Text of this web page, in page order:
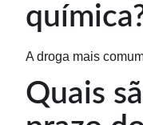
A droga mais
Quais